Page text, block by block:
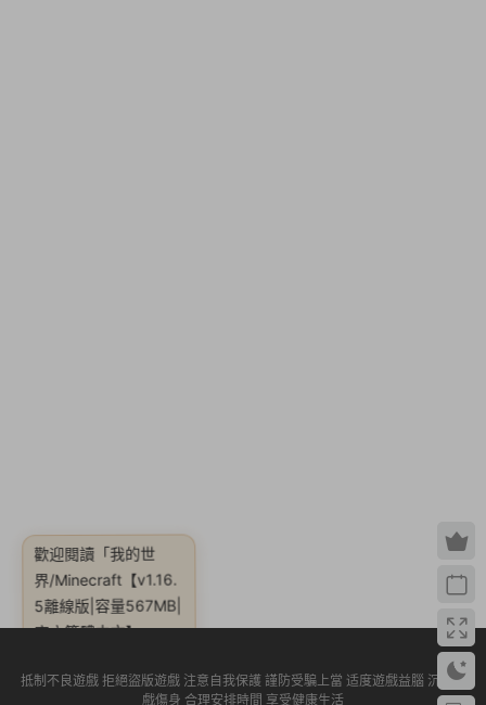
抵制不良遊戲 拒絕盜版遊戲 注意自我保護 謹防受騙上當 适度遊戲益腦 沉迷遊
戲傷身 合理安排時間 享受健康生活
歡迎閱讀 「我的世
界/Minecraft【v1.16.
5離線版|容量567MB|
官方簡體中文】」